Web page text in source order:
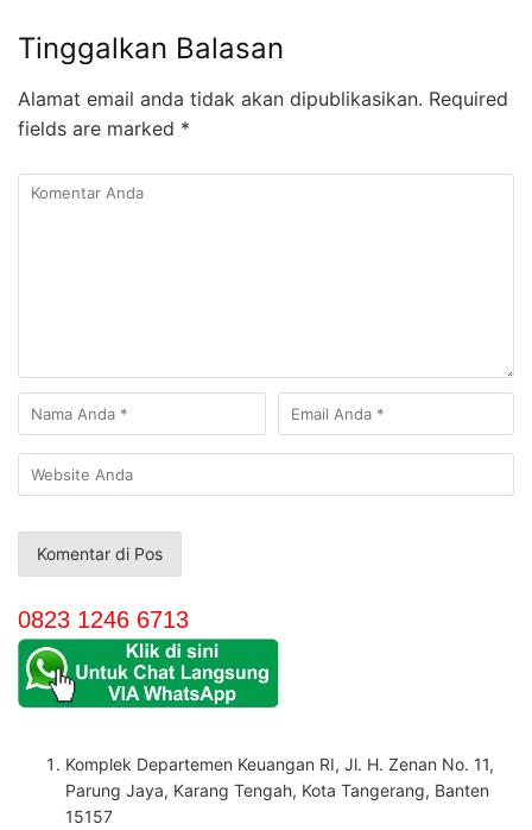
Tinggalkan Balasan
Alamat email anda tidak akan dipublikasikan. Required
fields are marked *
0823 1246 6713
Komplek Departemen Keuangan RI, Jl. H. Zenan No. 11,
Parung Jaya, Karang Tengah, Kota Tangerang, Banten
15157